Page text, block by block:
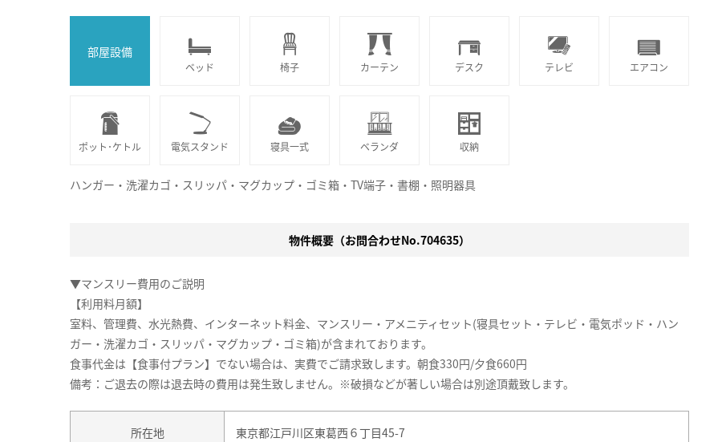
部屋設備
ベッド 椅子 カーテン デスク テレビ エアコン
ポット･ケトル 電気スタンド 寝具一式 ベランダ 収納
ハンガー・洗濯カゴ・スリッパ・マグカップ・ゴミ箱・TV端子・書棚・照明器具
物件概要（お問合わせNo.704635）
▼マンスリー費用のご説明
【利用料月額】
室料、管理費、水光熱費、インターネット料金、マンスリー・アメニティセット(寝具セット・テレビ・電気ポッド・ハン
ガー・洗濯カゴ・スリッパ・マグカップ・ゴミ箱)が含まれております。
食事代金は【食事付プラン】でない場合は、実費でご請求致します。朝食330円/夕食660円
備考：ご退去の際は退去時の費用は発生致しません。※破損などが著しい場合は別途頂戴致します。
所在地 東京都江戸川区東葛西６丁目45-7